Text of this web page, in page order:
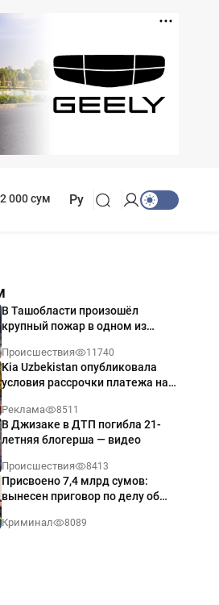
000 сум Ру
В Ташобласти произошёл
крупный пожар в одном из
Происшествия 11740
Kia Uzbekistan опубликовала
условия рассрочки платежа на
годовых
Реклама 8511
В Джизаке в ДТП погибла 21-
летняя блогерша — видео
Происшествия 8413
Присвоено 7,4 млрд сумов:
вынесен приговор по делу об
Ташкенте
Криминал 8089